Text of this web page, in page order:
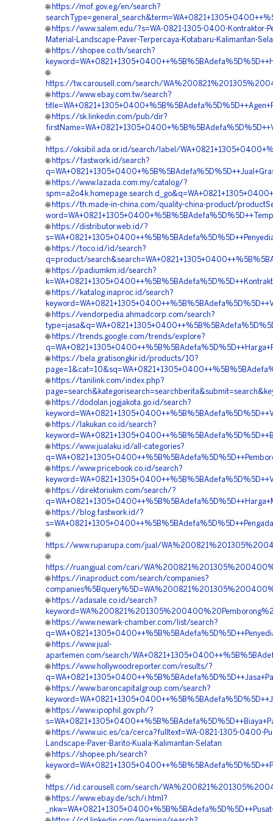
🌐 https://mof.gov.eg/en/search?
🌐 https://www.salem.edu/?s=WA-0821-1305-0400-Kontraktor-
Material-Landscape-Paver-Terpercaya-Kotabaru-Kalimantan-
🌐 https://shopee.co.th/search?
🌐
https://tw.carousell.com/search/
🌐 https://www.ebay.com.tw/search?
🌐 https://sk.linkedin.com/pub/dir?
🌐
https://oksibil.ada.or.id/search/label/
🌐 https://fastwork.id/search?
🌐 https://www.lazada.com.my/catalog/?
🌐 https://th.made-in-china.com/quality-china-product/
🌐 https://distributor.web.id/?
🌐 https://toco.id/id/search?
q=product/
🌐 https://padiumkm.id/search?
🌐 https://katalog.inaproc.id/search?
🌐 https://vendorpedia.ahmadcorp.com/search?
🌐 https://trends.google.com/trends/explore?
🌐 https://bela.gratisongkir.id/products/10?
🌐 https://tanilink.com/index.php?
🌐 https://dodolan.jogjakota.go.id/search?
🌐 https://lakukan.co.id/search?
🌐 https://www.jualaku.id/all-categories?
🌐 https://www.pricebook.co.id/search?
🌐 https://direktoriukm.com/search/?
🌐 https://blog.fastwork.id/?
🌐
https://www.ruparupa.com/jual/
🌐
https://ruangjual.com/cari/
🌐 https://inaproduct.com/search/companies?
🌐 https://adasale.co.id/search?
🌐 https://www.newark-chamber.com/list/search?
🌐 https://www.jual-
apartemen.com/search/
🌐 https://www.hollywoodreporter.com/results/?
🌐 https://www.baroncapitalgroup.com/search?
🌐 https://www.ipophil.gov.ph/?
🌐 https://www.uic.es/ca/cerca?fulltext=WA-0821-1305-0400-
Landscape-Paver-Barito-Kuala-Kalimantan-Selatan
🌐 https://shopee.ph/search?
🌐
https://id.carousell.com/search/
🌐 https://www.ebay.de/sch/i.html?